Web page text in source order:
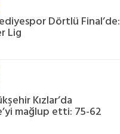
Dörtlü Final’de:
Lig
Kızlar’da
mağlup etti: 75-62